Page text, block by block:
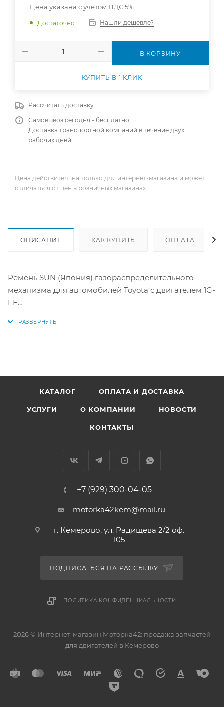
Цена указана с учетом НДС 5%
Достаточно Нашли дешевле?
В КОРЗИНУ
КУПИТЬ В 1 КЛИК
Рассчитать доставку
Самовывоз сегодня - бесплатно
Доставка транспортной компаний в течение двух
рабочих дней
Цена действительна только для интернет-магазина и может
отличаться от цен в розничных магазинах
ОПИСАНИЕ КАК КУПИТЬ ОПЛАТА
Ремень SUN (Япония) газораспределительного
механизма для автомобилей Toyota с двигателем 1G-
FE
КАТАЛОГ ОПЛАТА И ДОСТАВКА
УСЛУГИ О КОМПАНИИ НОВОСТИ
КОНТАКТЫ
+7 (929) 300-04-05
motorka42kem@mail.ru
г. Кемерово, ул. Радищева 2/2 оф.
105
ПОДПИСАТЬСЯ НА РАССЫЛКУ
ПОЛИТИКА КОНФИДЕНЦИАЛЬНОСТИ
2026 © Интернет-магазин Моторка42: продажа запчастей
для двигателей в Кемерово